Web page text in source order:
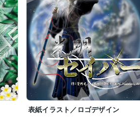
表紙イラスト／ロゴデザイン